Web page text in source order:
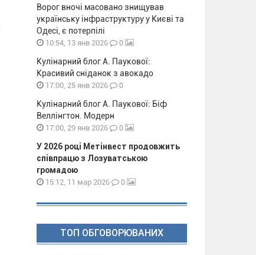
Ворог вночі масовано знищував
українську інфраструктуру у Києві та
Одесі, є потерпілі
10:54, 13 янв 2026 0
Кулінарний блог А. Паукової:
Красивий сніданок з авокадо
17:00, 25 янв 2026 0
Кулінарний блог А. Паукової: Біф
Веллінгтон. Модерн
17:00, 29 янв 2026 0
У 2026 році Метінвест продовжить
співпрацю з Лозуватською
громадою
15:12, 11 мар 2026 0
ТОП ОБГОВОРЮВАНИХ